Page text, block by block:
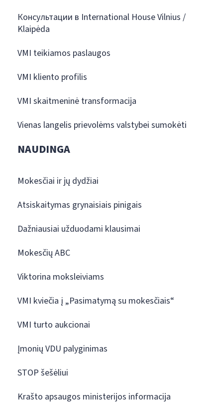
Консультации в International House Vilnius /
Klaipėda
VMI teikiamos paslaugos
VMI kliento profilis
VMI skaitmeninė transformacija
Vienas langelis prievolėms valstybei sumokėti
NAUDINGA
Mokesčiai ir jų dydžiai
Atsiskaitymas grynaisiais pinigais
Dažniausiai užduodami klausimai
Mokesčių ABC
Viktorina moksleiviams
VMI kviečia į „Pasimatymą su mokesčiais“
VMI turto aukcionai
Įmonių VDU palyginimas
STOP šešėliui
Krašto apsaugos ministerijos informacija